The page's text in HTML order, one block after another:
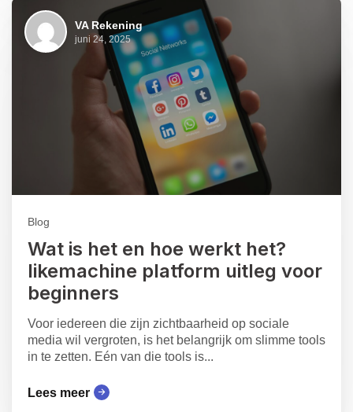
VA Rekening
juni 24, 2025
Blog
Wat is het en hoe werkt het?
likemachine platform uitleg voor
beginners
Voor iedereen die zijn zichtbaarheid op sociale
media wil vergroten, is het belangrijk om slimme tools
in te zetten. Eén van die tools is...
Lees meer